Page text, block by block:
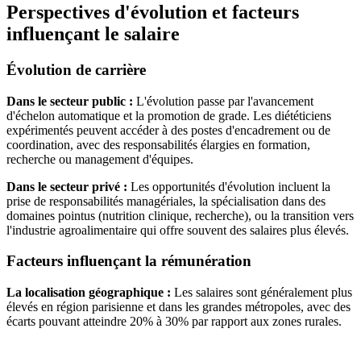
Perspectives d'évolution et facteurs
influençant le salaire
Évolution de carrière
Dans le secteur public : L'évolution passe par l'avancement
d'échelon automatique et la promotion de grade. Les diététiciens
expérimentés peuvent accéder à des postes d'encadrement ou de
coordination, avec des responsabilités élargies en formation,
recherche ou management d'équipes.
Dans le secteur privé : Les opportunités d'évolution incluent la
prise de responsabilités managériales, la spécialisation dans des
domaines pointus (nutrition clinique, recherche), ou la transition vers
l'industrie agroalimentaire qui offre souvent des salaires plus élevés.
Facteurs influençant la rémunération
La localisation géographique : Les salaires sont généralement plus
élevés en région parisienne et dans les grandes métropoles, avec des
écarts pouvant atteindre 20% à 30% par rapport aux zones rurales.